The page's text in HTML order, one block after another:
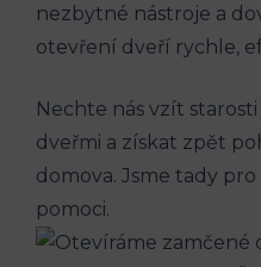
nezbytné nástroje a
otevření ⁣dveří rychle,
Nechte nás⁤ vzít
dveřmi a získat zpět
domova. Jsme tady pro
pomoci.